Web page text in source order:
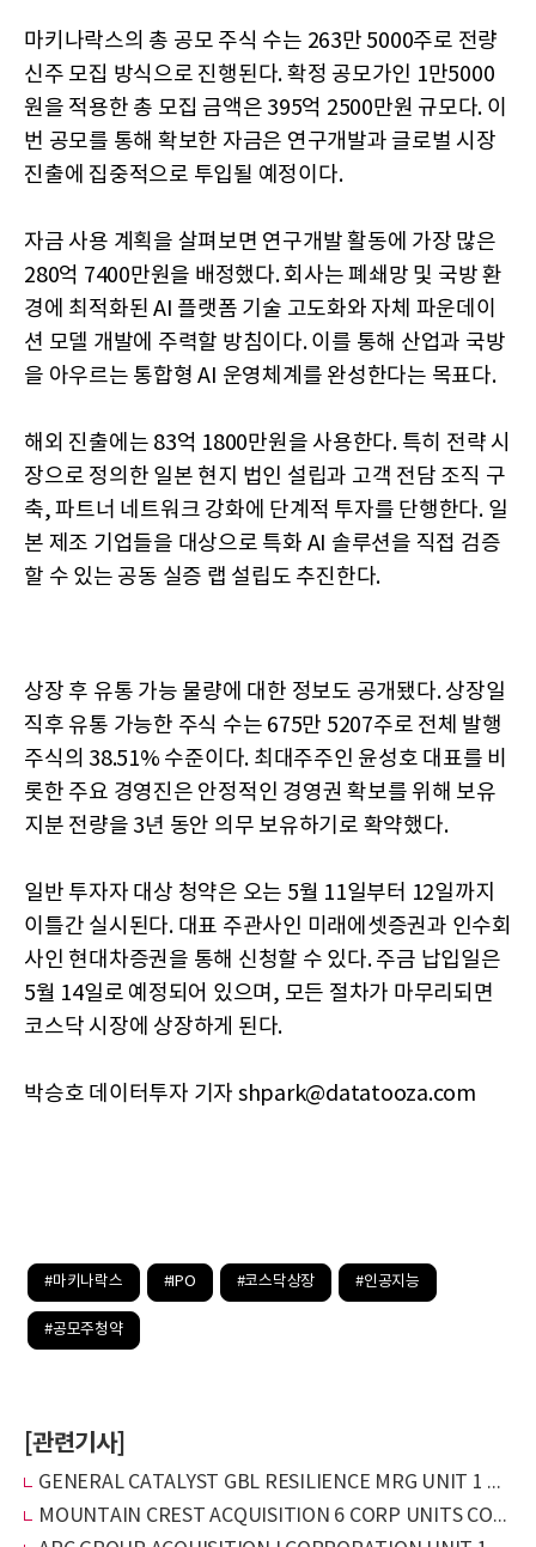
마키나락스의 총 공모 주식 수는 263만 5000주로 전량
신주 모집 방식으로 진행된다. 확정 공모가인 1만5000
원을 적용한 총 모집 금액은 395억 2500만원 규모다. 이
번 공모를 통해 확보한 자금은 연구개발과 글로벌 시장
진출에 집중적으로 투입될 예정이다.
자금 사용 계획을 살펴보면 연구개발 활동에 가장 많은
280억 7400만원을 배정했다. 회사는 폐쇄망 및 국방 환
경에 최적화된 AI 플랫폼 기술 고도화와 자체 파운데이
션 모델 개발에 주력할 방침이다. 이를 통해 산업과 국방
을 아우르는 통합형 AI 운영체계를 완성한다는 목표다.
해외 진출에는 83억 1800만원을 사용한다. 특히 전략 시
장으로 정의한 일본 현지 법인 설립과 고객 전담 조직 구
축, 파트너 네트워크 강화에 단계적 투자를 단행한다. 일
본 제조 기업들을 대상으로 특화 AI 솔루션을 직접 검증
할 수 있는 공동 실증 랩 설립도 추진한다.
상장 후 유통 가능 물량에 대한 정보도 공개됐다. 상장일
직후 유통 가능한 주식 수는 675만 5207주로 전체 발행
주식의 38.51% 수준이다. 최대주주인 윤성호 대표를 비
롯한 주요 경영진은 안정적인 경영권 확보를 위해 보유
지분 전량을 3년 동안 의무 보유하기로 확약했다.
일반 투자자 대상 청약은 오는 5월 11일부터 12일까지
이틀간 실시된다. 대표 주관사인 미래에셋증권과 인수회
사인 현대차증권을 통해 신청할 수 있다. 주금 납입일은
5월 14일로 예정되어 있으며, 모든 절차가 마무리되면
코스닥 시장에 상장하게 된다.
박승호 데이터투자 기자 shpark@datatooza.com
#마키나락스 #IPO #코스닥상장 #인공지능
#공모주청약
[관련기사]
GENERAL CATALYST GBL RESILIENCE MRG UNIT 1 CL A & 1/4 WT(GCGRU), IPO 완료 및 재무 상태 보고
MOUNTAIN CREST ACQUISITION 6 CORP UNITS CONS 1 ORD SHS &(MCAHU), IPO 및 재무상태 보고서